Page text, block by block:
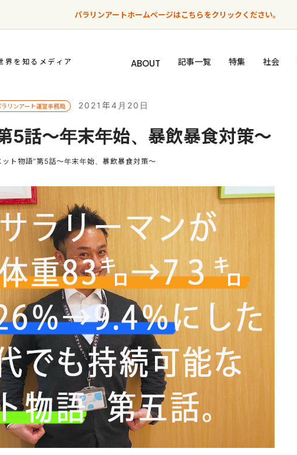
パラリンアートホームページはこちらをクリックください。
界を知るメディア ABOUT 記事一覧 特集 社会
ラリンアート運営事務局 2021年4月20日
5話～年末年始、暴飲暴食対策～
ット物語”第5話～年末年始、暴飲暴食対策～